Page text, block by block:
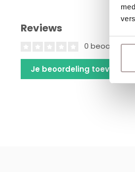
Reviews
0
Je beoordeling toevoegen